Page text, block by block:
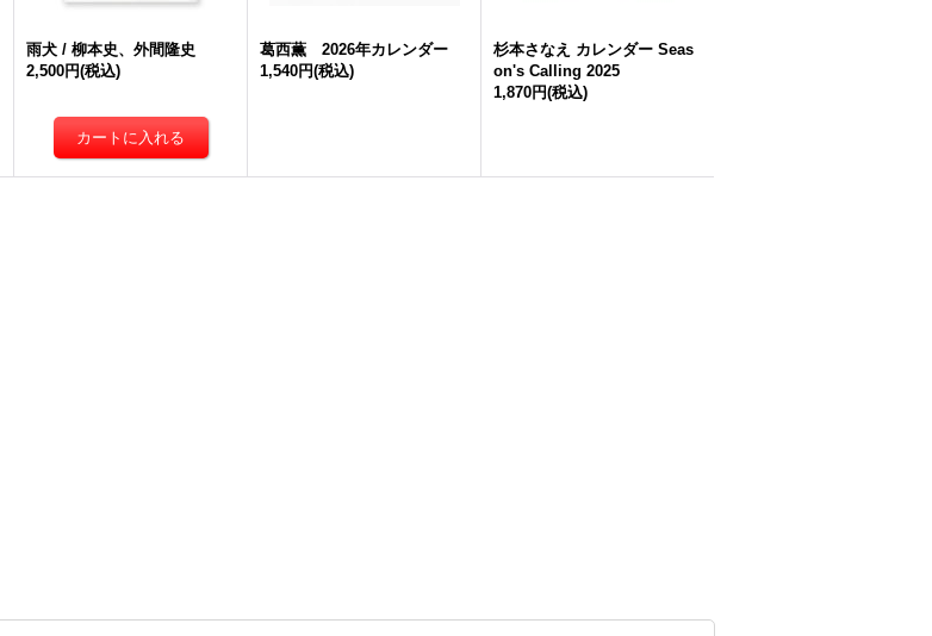
雨犬 / 柳本史、外間隆史
2,500円(税込)
葛西薫 2026年カレンダー
1,540円(税込)
杉本さなえ カレンダー Seas
on's Calling 2025
1,870円(税込)